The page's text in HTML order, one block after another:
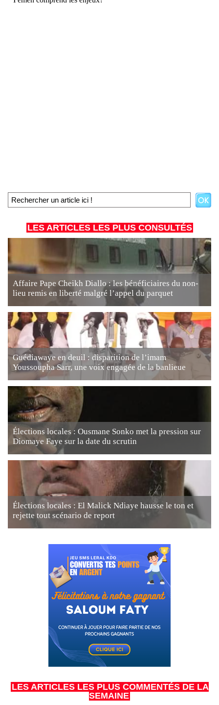
LES ARTICLES LES PLUS CONSULTÉS
Affaire Pape Cheikh Diallo : les bénéficiaires du non-
lieu remis en liberté malgré l’appel du parquet
Guédiawaye en deuil : disparition de l’imam
Youssoupha Sarr, une voix engagée de la banlieue
Élections locales : Ousmane Sonko met la pression sur
Diomaye Faye sur la date du scrutin
Élections locales : El Malick Ndiaye hausse le ton et
rejette tout scénario de report
LES ARTICLES LES PLUS COMMENTÉS DE LA
SEMAINE